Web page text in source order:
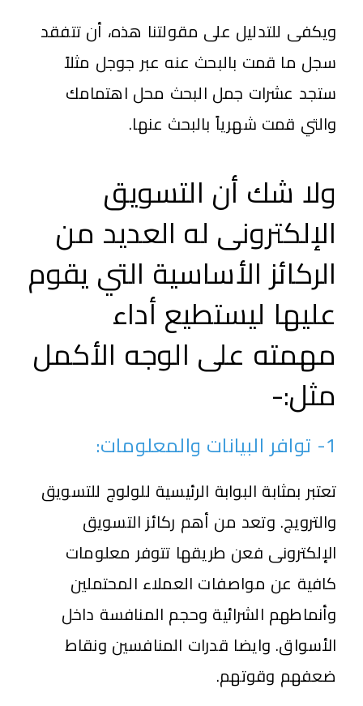
ويكفى للتدليل على مقولتنا هذه، أن تتفقد
سجل ما قمت بالبحث عنه عبر جوجل مثلاً
ستجد عشرات جمل البحث محل اهتمامك
والتي قمت شهرياً بالبحث عنها.
ولا شك أن التسويق
الإلكترونى له العديد من
الركائز الأساسية التي يقوم
عليها ليستطيع أداء
مهمته على الوجه الأكمل
مثل:-
1- توافر البيانات والمعلومات:
تعتبر بمثابة البوابة الرئيسية للولوج للتسويق
والترويج. وتعد من أهم ركائز التسويق
الإلكترونى فعن طريقها تتوفر معلومات
كافية عن مواصفات العملاء المحتملين
وأنماطهم الشرائية وحجم المنافسة داخل
الأسواق. وايضا قدرات المنافسين ونقاط
ضعفهم وقوتهم.